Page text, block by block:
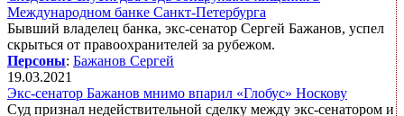
Международном банке Санкт-Петербурга
Бывший владелец банка, экс-сенатор Сергей Бажанов, успел
скрыться от правоохранителей за рубежом.
Персоны: Бажанов Сергей
19.03.2021
Экс-сенатор Бажанов мнимо впарил «Глобус» Носкову
Суд признал недействительной сделку между экс-сенатором и